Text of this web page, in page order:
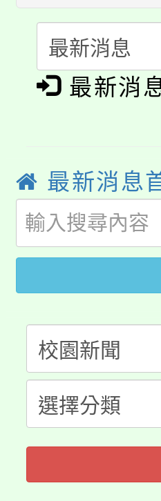
程，歡迎
心理、諮
系所師生
縣市「校
門員」簡
踴躍報名
桃園市
要點
「桃園市
展演活動
淨零綠領
車」活動
桃園市
生本土語
公告本校
代理(課)
公告本校
代理(課)
轉知中國
《TA101
程，歡迎
心理、諮
系所師生
轉知苗栗
縣市「校
門員」簡
踴躍報名
桃園市
要點
「桃園市
展演活動
最新消
最新消息